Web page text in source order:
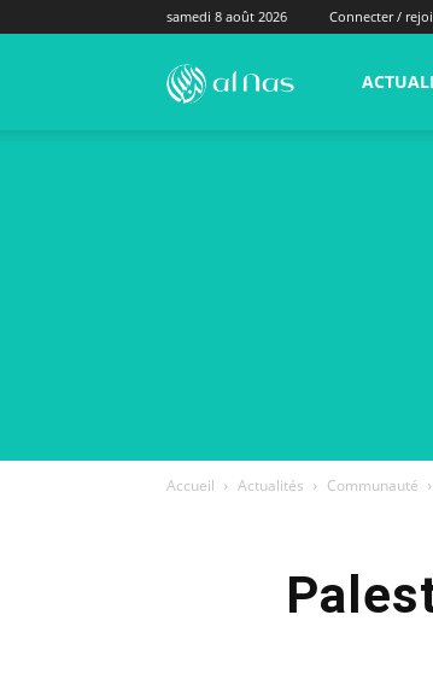
samedi 8 août 2026 Connecter /
alNas.fr
Accueil Actualités Communauté